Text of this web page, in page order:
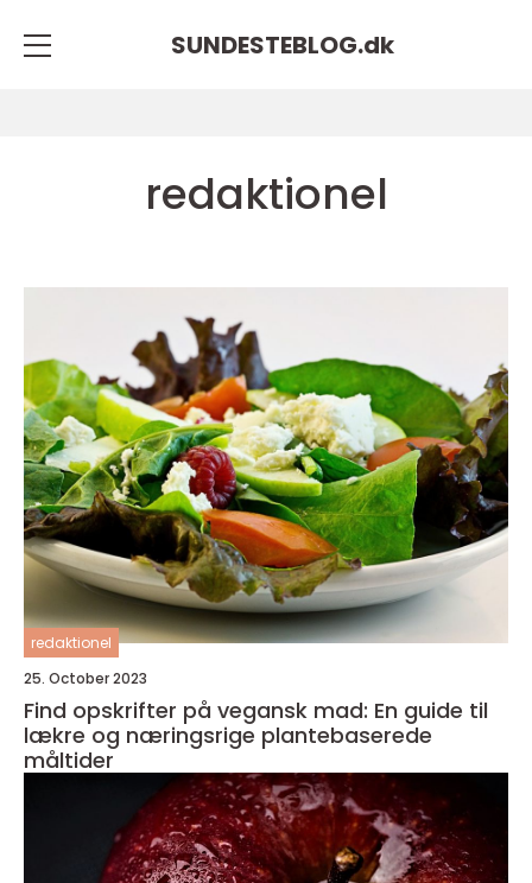
SUNDESTEBLOG.dk
redaktionel
redaktionel
25. October 2023
Find opskrifter på vegansk mad: En guide til
lækre og næringsrige plantebaserede
måltider